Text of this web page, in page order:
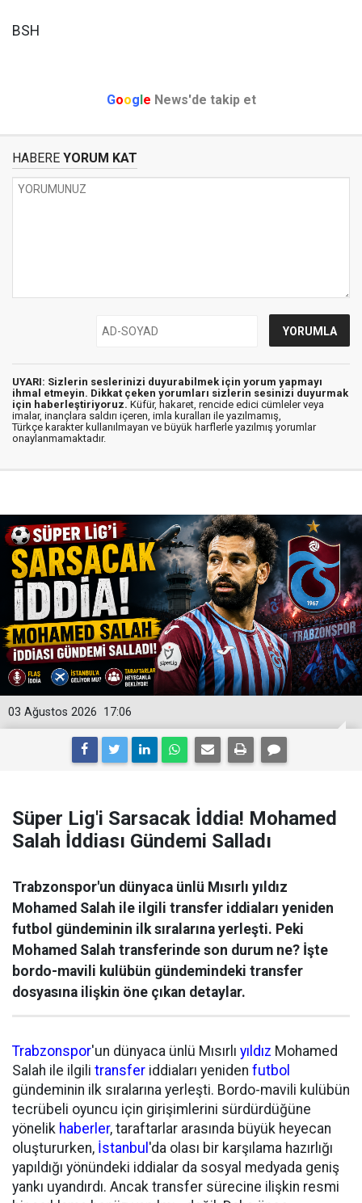
BSH
Google News'de takip et
HABERE YORUM KAT
UYARI: Sizlerin seslerinizi duyurabilmek için yorum yapmayı
ihmal etmeyin. Dikkat çeken yorumları sizlerin sesinizi duyurmak
için haberleştiriyoruz. Küfür, hakaret, rencide edici cümleler veya
imalar, inançlara saldırı içeren, imla kuralları ile yazılmamış,
Türkçe karakter kullanılmayan ve büyük harflerle yazılmış yorumlar
onaylanmamaktadır.
17:06
03 Ağustos 2026
Süper Lig'i Sarsacak İddia! Mohamed
Salah İddiası Gündemi Salladı
Trabzonspor'un dünyaca ünlü Mısırlı yıldız
Mohamed Salah ile ilgili transfer iddiaları yeniden
futbol gündeminin ilk sıralarına yerleşti. Peki
Mohamed Salah transferinde son durum ne? İşte
bordo-mavili kulübün gündemindeki transfer
dosyasına ilişkin öne çıkan detaylar.
Trabzonspor'un dünyaca ünlü Mısırlı yıldız Mohamed
Salah ile ilgili transfer iddiaları yeniden futbol
gündeminin ilk sıralarına yerleşti. Bordo-mavili kulübün
tecrübeli oyuncu için girişimlerini sürdürdüğüne
yönelik haberler, taraftarlar arasında büyük heyecan
oluştururken, İstanbul 'da olası bir karşılama hazırlığı
yapıldığı yönündeki iddialar da sosyal medyada geniş
yankı uyandırdı. Ancak transfer sürecine ilişkin resmi